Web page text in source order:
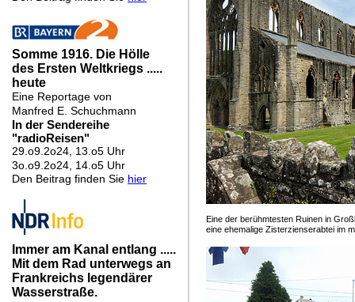
Eine der berühmtesten Ruinen in
eine ehemalige Zisterzienserabtei im